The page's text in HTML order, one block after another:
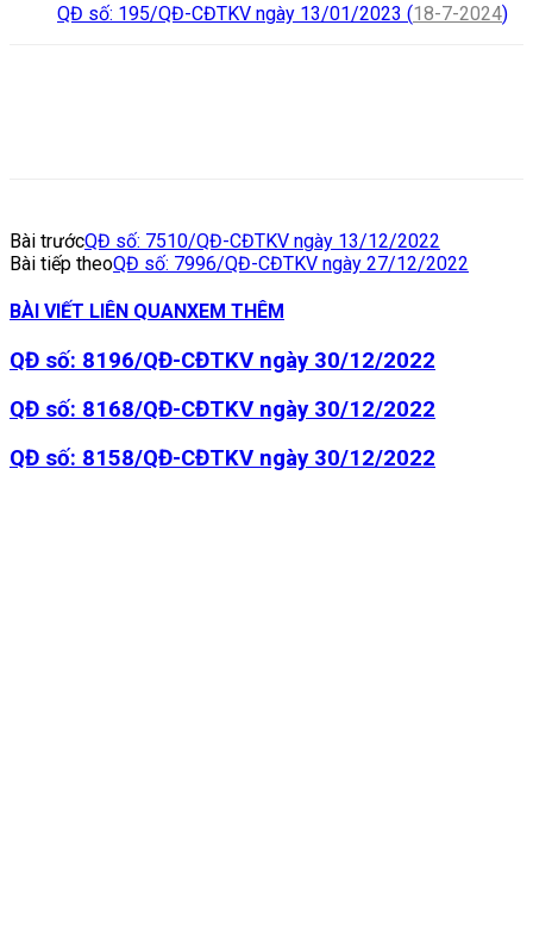
QĐ số: 195/QĐ-CĐTKV ngày 13/01/2023 (18-7-2024)
Bài trướcQĐ số: 7510/QĐ-CĐTKV ngày 13/12/2022
Bài tiếp theoQĐ số: 7996/QĐ-CĐTKV ngày 27/12/2022
BÀI VIẾT LIÊN QUANXEM THÊM
QĐ số: 8196/QĐ-CĐTKV ngày 30/12/2022
QĐ số: 8168/QĐ-CĐTKV ngày 30/12/2022
QĐ số: 8158/QĐ-CĐTKV ngày 30/12/2022